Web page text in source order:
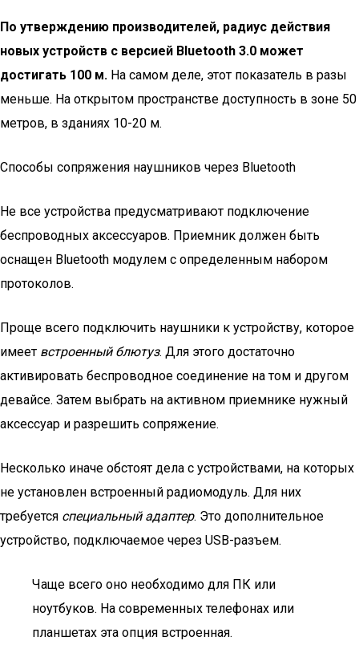
По утверждению производителей, радиус действия
новых устройств с версией Bluetooth 3.0 может
достигать 100 м. На самом деле, этот показатель в разы
меньше. На открытом пространстве доступность в зоне 50
метров, в зданиях 10-20 м.
Способы сопряжения наушников через Bluetooth
Не все устройства предусматривают подключение
беспроводных аксессуаров. Приемник должен быть
оснащен Bluetooth модулем с определенным набором
протоколов.
Проще всего подключить наушники к устройству, которое
имеет встроенный блютуз. Для этого достаточно
активировать беспроводное соединение на том и другом
девайсе. Затем выбрать на активном приемнике нужный
аксессуар и разрешить сопряжение.
Несколько иначе обстоят дела с устройствами, на которых
не установлен встроенный радиомодуль. Для них
требуется специальный адаптер. Это дополнительное
устройство, подключаемое через USB-разъем.
Чаще всего оно необходимо для ПК или
ноутбуков. На современных телефонах или
планшетах эта опция встроенная.